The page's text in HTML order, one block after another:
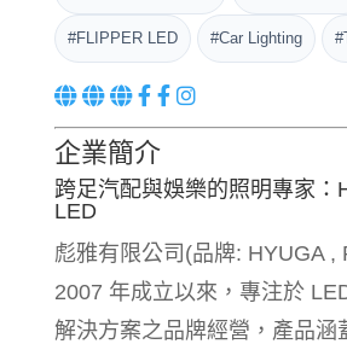
#FLIPPER LED #Car Lighting
企業簡介
跨足汽配與娛樂的照明專家：
LED
彪雅有限公司(品牌: HYUGA ,
2007 年成立以來，專注於
解決方案之品牌經營，產品涵